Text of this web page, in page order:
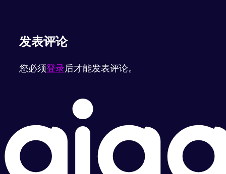
发表评论
您必须登录后才能发表评论。